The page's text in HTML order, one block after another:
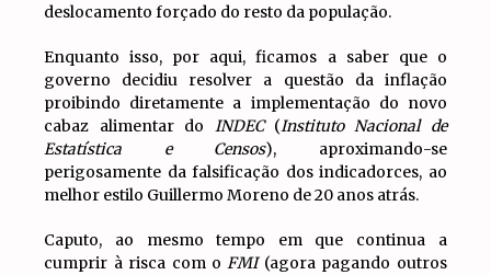
deslocamento forçado do resto da população.
Enquanto isso, por aqui, ficamos a saber que o
governo decidiu resolver a questão da inflação
proibindo diretamente a implementação do novo
cabaz alimentar do INDEC (Instituto Nacional de
Estatística e Censos), aproximando-se
perigosamente da falsificação dos indicadorces, ao
melhor estilo Guillermo Moreno de 20 anos atrás.
Caputo, ao mesmo tempo em que continua a
cumprir à risca com oFMI (agora pagando outros